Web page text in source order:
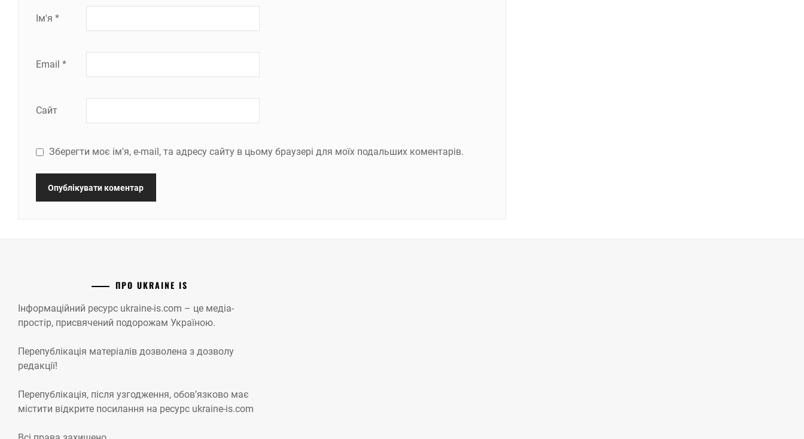
Ім'я *
Email *
Сайт
Зберегти моє ім'я, e-mail, та адресу сайту в цьому браузері для моїх подальших коментарів.
ПРО UKRAINE IS
Інформаційний ресурс ukraine-is.com – це медіа-
простір, присвячений подорожам Україною.
Перепублікація матеріалів дозволена з дозволу
редакції!
Перепублікація, після узгодження, обов’язково має
містити відкрите посилання на ресурс ukraine-is.com